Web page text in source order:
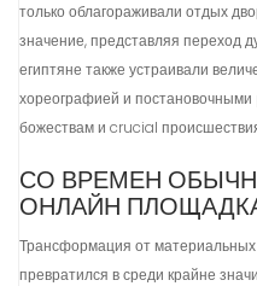
только облагораживали отдых
значение, представляя переход
египтяне также устраивали
хореографией и
божествам и crucial
СО ВРЕМЕН
ОНЛАЙН
Трансформация от
превратился в среди крайне